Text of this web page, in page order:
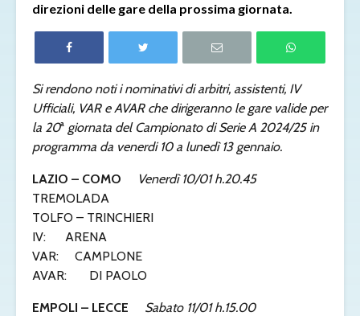
direzioni delle gare della prossima giornata.
Si rendono noti i nominativi di arbitri, assistenti, IV
Ufficiali, VAR e AVAR che dirigeranno le gare valide per
la 20ª giornata del Campionato di Serie A 2024/25 in
programma da venerdi 10 a lunedì 13 gennaio.
LAZIO – COMO
Venerdì 10/01 h.20.45
TREMOLADA
TOLFO – TRINCHIERI
IV: ARENA
VAR: CAMPLONE
AVAR: DI PAOLO
EMPOLI – LECCE Sabato 11/01 h.15.00